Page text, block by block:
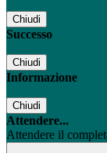
Chiudi
Successo
Chiudi
Informazione
Chiudi
Attendere...
Attendere il